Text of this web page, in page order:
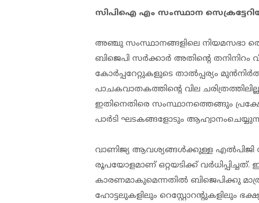
സിപിഐ എം സംസ്ഥാന
അഞ്ചു സംസ്ഥാനങ്ങളിലെ നിയമസഭാ
ബിജെപി സര്‍ക്കാര്‍ അതിന്റെ തനിനിറം
കോര്‍പ്പറേറ്റുകളുടെ താല്‍പ്പര്യം
പാചകവാതകത്തിന്റെ വില
ഇതിനെതിരെ സംസ്ഥാനത്തെങ്ങും
പാര്‍ടി ഘടകങ്ങളോടും
വാണിജ്യ ആവശ്യങ്ങള്‍ക്കുള്ള എല്‍പിജി
രൂപയോളമാണ് ഒറ്റയടിക്ക് വര്‍ധിപ്പിച്ചത്.
കാരണമാകുമെന്നതില്‍ ബിജെപിക്കു
ഹോട്ടലുകളിലും റെസ്റ്റോറന്റുകളിലും